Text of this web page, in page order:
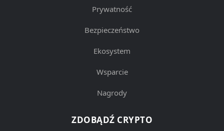
Prywatność
Bezpieczeństwo
Ekosystem
Wsparcie
Nagrody
ZDOBĄDŹ CRYPTO